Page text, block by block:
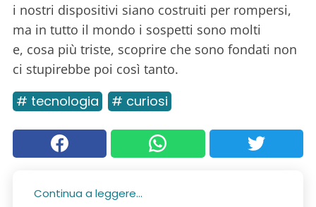
i nostri dispositivi siano costruiti per rompersi,
ma in tutto il mondo i sospetti sono molti
e, cosa più triste, scoprire che sono fondati non
ci stupirebbe poi così tanto.
# tecnologia # curiosi
Continua a leggere...